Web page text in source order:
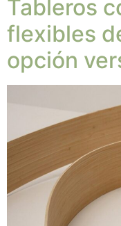
Tableros
flexibles
opción